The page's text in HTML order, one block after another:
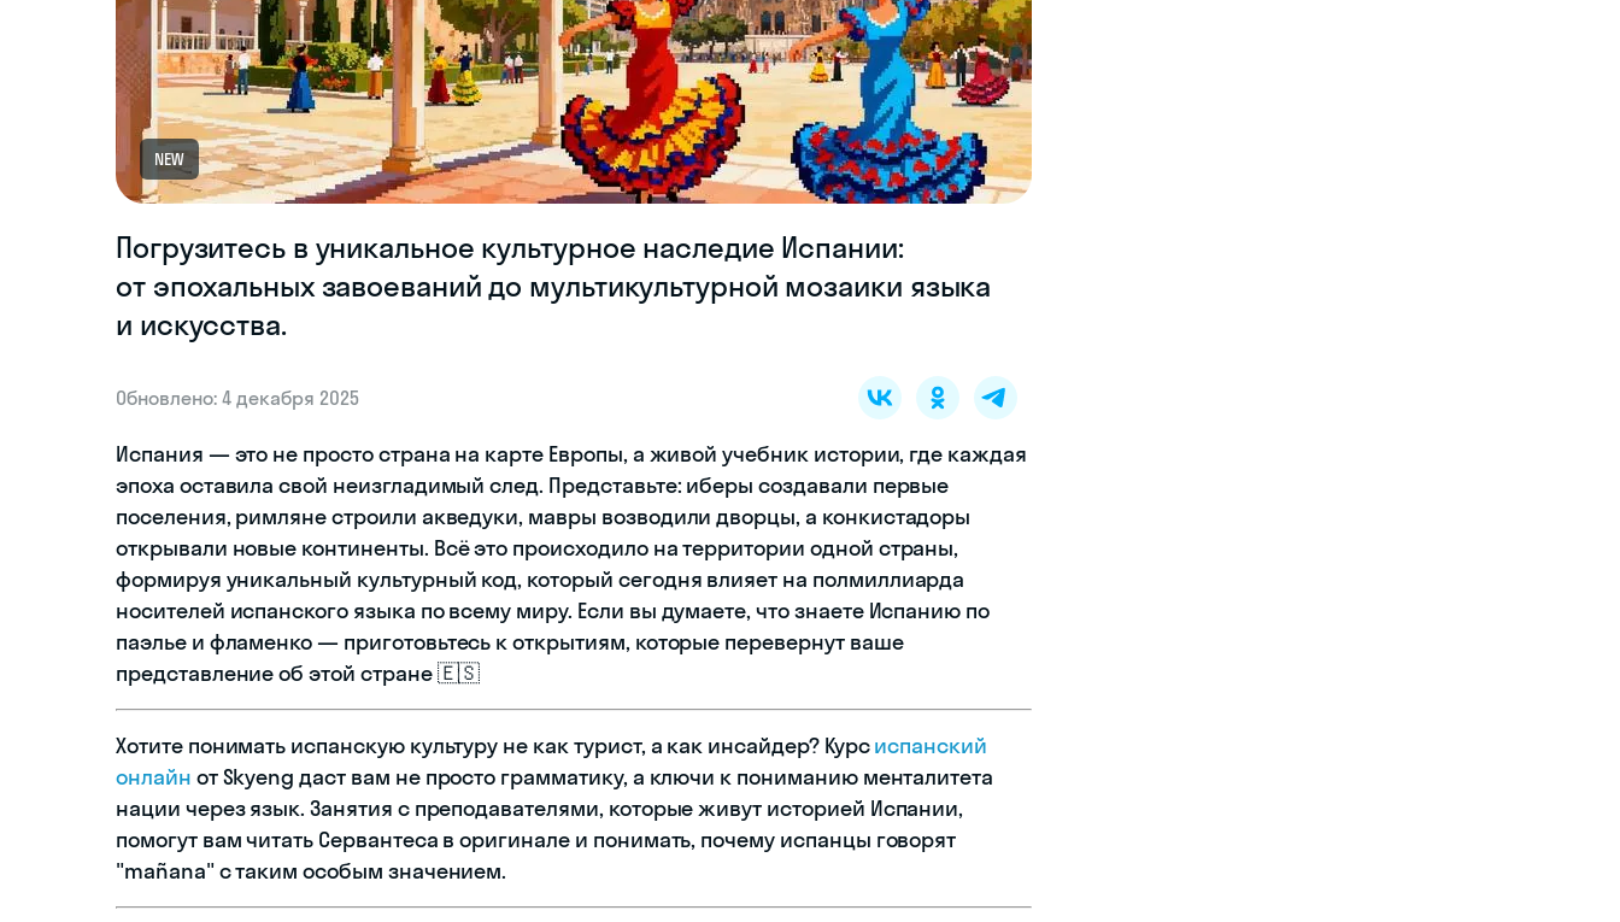
NEW
Погрузитесь в уникальное культурное наследие Испании:
от эпохальных завоеваний до мультикультурной мозаики языка
и искусства.
Обновлено: 4 декабря 2025
Испания — это не просто страна на карте Европы, а живой учебник истории, где каждая
эпоха оставила свой неизгладимый след. Представьте: иберы создавали первые
поселения, римляне строили акведуки, мавры возводили дворцы, а конкистадоры
открывали новые континенты. Всё это происходило на территории одной страны,
формируя уникальный культурный код, который сегодня влияет на полмиллиарда
носителей испанского языка по всему миру. Если вы думаете, что знаете Испанию по
паэлье и фламенко — приготовьтесь к открытиям, которые перевернут ваше
представление об этой стране 🇪🇸
Хотите понимать испанскую культуру не как турист, а как инсайдер? Курсиспанский
онлайн от Skyeng даст вам не просто грамматику, а ключи к пониманию менталитета
нации через язык. Занятия с преподавателями, которые живут историей Испании,
помогут вам читать Сервантеса в оригинале и понимать, почему испанцы говорят
"mañana" с таким особым значением.